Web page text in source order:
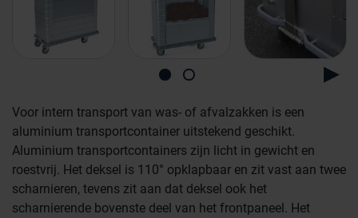
Voor intern transport van was- of afvalzakken is een
aluminium transportcontainer uitstekend geschikt.
Aluminium transportcontainers zijn licht in gewicht en
roestvrij. Het deksel is 110° opklapbaar en zit vast aan twee
scharnieren, tevens zit aan dat deksel ook het
scharnierende bovenste deel van het frontpaneel. Het
Farmaceutische industrie